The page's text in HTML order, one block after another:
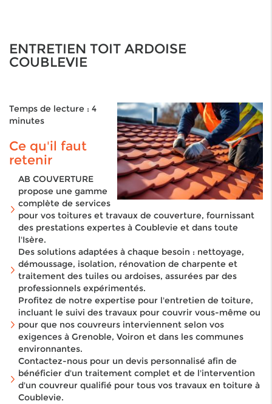
ENTRETIEN TOIT ARDOISE
COUBLEVIE
Temps de lecture : 4
minutes
Ce qu'il faut
retenir
AB COUVERTURE
propose une gamme
complète de services
pour vos toitures et travaux de couverture, fournissant
des prestations expertes à Coublevie et dans toute
l'Isère.
Des solutions adaptées à chaque besoin : nettoyage,
démoussage, isolation, rénovation de charpente et
traitement des tuiles ou ardoises, assurées par des
professionnels expérimentés.
Profitez de notre expertise pour l'entretien de toiture,
incluant le suivi des travaux pour couvrir vous-même ou
pour que nos couvreurs interviennent selon vos
exigences à Grenoble, Voiron et dans les communes
environnantes.
Contactez-nous pour un devis personnalisé afin de
bénéficier d'un traitement complet et de l'intervention
d'un couvreur qualifié pour tous vos travaux en toiture à
Coublevie.